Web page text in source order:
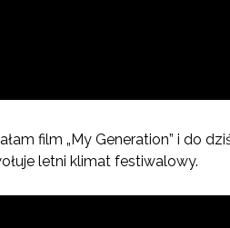
film „My Generation” i do
letni klimat festiwalowy.